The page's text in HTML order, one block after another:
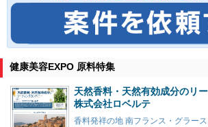
健康美容EXPO 原料特集
天然香料・天然有効成分のリ
株式会社ロベルテ
香料発祥の地 南フランス・グラー